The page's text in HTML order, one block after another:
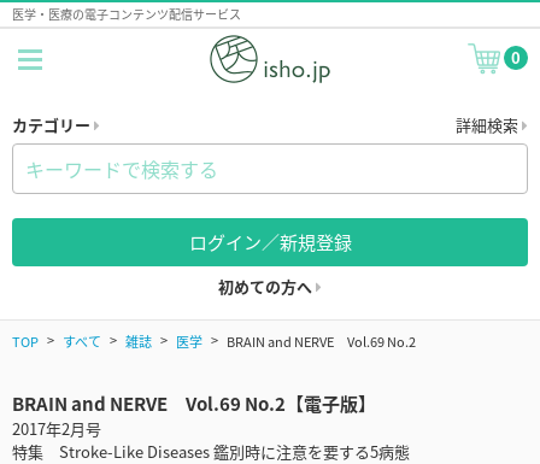
医学・医療の電子コンテンツ配信サービス
0
カテゴリー 詳細検索
ログイン／新規登録
初めての方へ
TOP すべて 雑誌 医学 BRAIN and NERVE Vol.69 No.2
BRAIN and NERVE Vol.69 No.2【電子版】
2017年2月号
特集 Stroke-Like Diseases 鑑別時に注意を要する5病態